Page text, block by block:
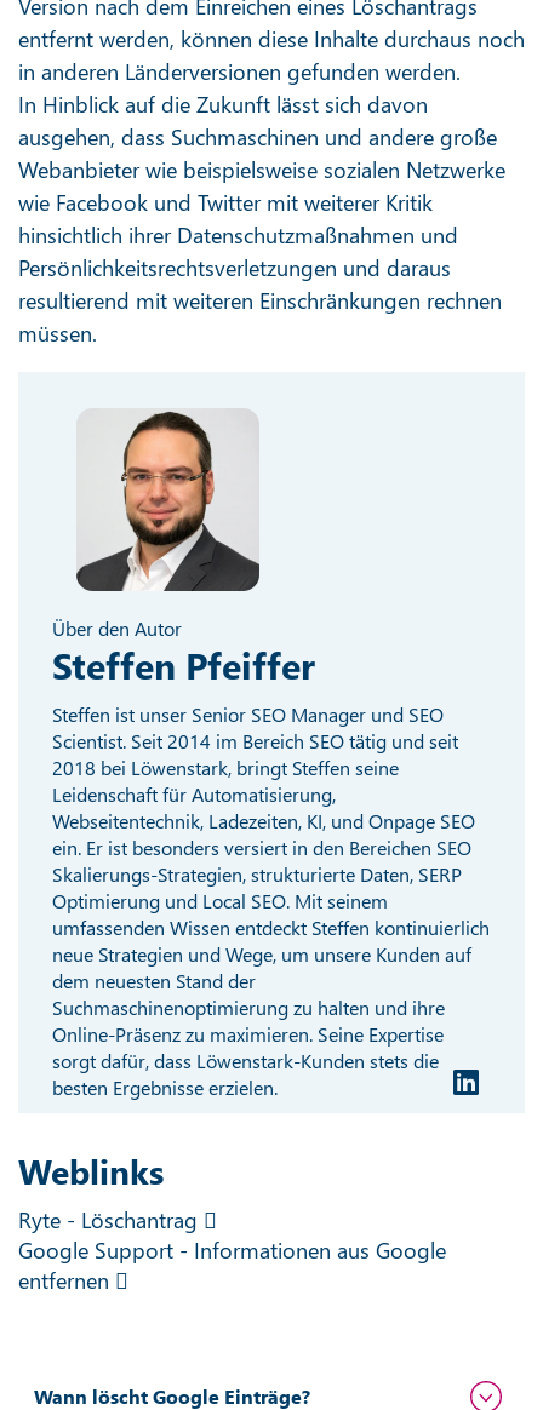
Version nach dem Einreichen eines Löschantrags
entfernt werden, können diese Inhalte durchaus noch
in anderen Länderversionen gefunden werden.
In Hinblick auf die Zukunft lässt sich davon
ausgehen, dass Suchmaschinen und andere große
Webanbieter wie beispielsweise sozialen Netzwerke
wie Facebook und Twitter mit weiterer Kritik
hinsichtlich ihrer Datenschutzmaßnahmen und
Persönlichkeitsrechtsverletzungen und daraus
resultierend mit weiteren Einschränkungen rechnen
müssen.
Über den Autor
Steffen Pfeiffer
Steffen ist unser Senior SEO Manager und SEO
Scientist. Seit 2014 im Bereich SEO tätig und seit
2018 bei Löwenstark, bringt Steffen seine
Leidenschaft für Automatisierung,
Webseitentechnik, Ladezeiten, KI, und Onpage SEO
ein. Er ist besonders versiert in den Bereichen SEO
Skalierungs-Strategien, strukturierte Daten, SERP
Optimierung und Local SEO. Mit seinem
umfassenden Wissen entdeckt Steffen kontinuierlich
neue Strategien und Wege, um unsere Kunden auf
dem neuesten Stand der
Suchmaschinenoptimierung zu halten und ihre
Online-Präsenz zu maximieren. Seine Expertise
sorgt dafür, dass Löwenstark-Kunden stets die
besten Ergebnisse erzielen.
Weblinks
Ryte - Löschantrag
Google Support - Informationen aus Google
entfernen
Wann löscht Google Einträge?